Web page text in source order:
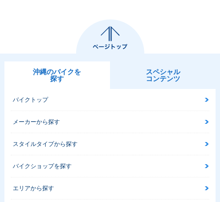
沖縄のバイクを
探す
スペシャル
コンテンツ
バイクトップ
メーカーから探す
スタイルタイプから探す
バイクショップを探す
エリアから探す